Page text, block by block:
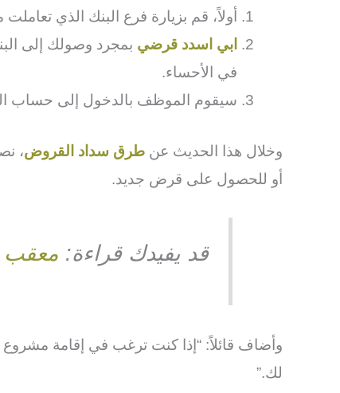
أولاً، قم بزيارة فرع البنك الذي
ابي اسدد قرضي بمجرد وصولك إلى
في الأحساء.
سيقوم الموظف بالدخول إلى حساب
وخلال هذا الحديث عن طرق سداد القروض،
أو للحصول على قرض جديد.
قد يفيدك قراءة: معقب
وأضاف قائلاً: “إذا كنت ترغب في إقامة
لك.”